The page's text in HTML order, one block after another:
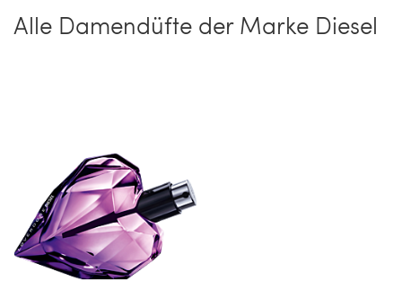
Alle Damendüfte der Marke Diesel